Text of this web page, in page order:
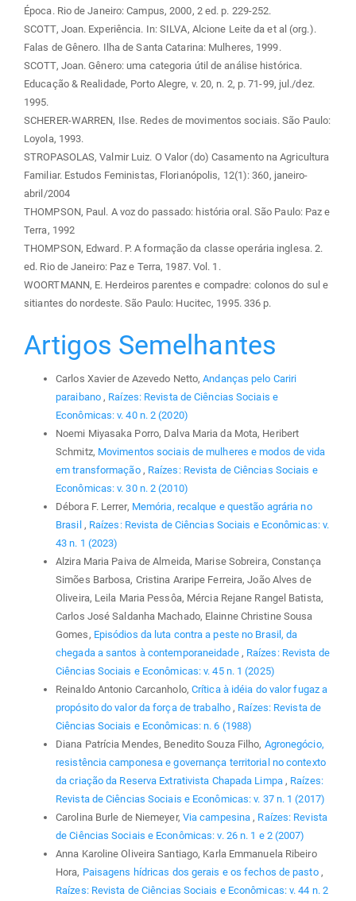
Época. Rio de Janeiro: Campus, 2000, 2 ed. p. 229-252.
SCOTT, Joan. Experiência. In: SILVA, Alcione Leite da et al (org.).
Falas de Gênero. Ilha de Santa Catarina: Mulheres, 1999.
SCOTT, Joan. Gênero: uma categoria útil de análise histórica.
Educação & Realidade, Porto Alegre, v. 20, n. 2, p. 71-99, jul./dez.
1995.
SCHERER-WARREN, Ilse. Redes de movimentos sociais. São Paulo:
Loyola, 1993.
STROPASOLAS, Valmir Luiz. O Valor (do) Casamento na Agricultura
Familiar. Estudos Feministas, Florianópolis, 12(1): 360, janeiro-
abril/2004
THOMPSON, Paul. A voz do passado: história oral. São Paulo: Paz e
Terra, 1992
THOMPSON, Edward. P. A formação da classe operária inglesa. 2.
ed. Rio de Janeiro: Paz e Terra, 1987. Vol. 1.
WOORTMANN, E. Herdeiros parentes e compadre: colonos do sul e
sitiantes do nordeste. São Paulo: Hucitec, 1995. 336 p.
Artigos Semelhantes
Carlos Xavier de Azevedo Netto,Andanças pelo Cariri
paraibano , Raízes: Revista de Ciências Sociais e
Econômicas: v. 40 n. 2 (2020)
Noemi Miyasaka Porro, Dalva Maria da Mota, Heribert
Schmitz, Movimentos sociais de mulheres e modos de vida
em transformação , Raízes: Revista de Ciências Sociais e
Econômicas: v. 30 n. 2 (2010)
Débora F. Lerrer, Memória, recalque e questão agrária no
Brasil , Raízes: Revista de Ciências Sociais e Econômicas: v.
43 n. 1 (2023)
Alzira Maria Paiva de Almeida, Marise Sobreira, Constança
Simões Barbosa, Cristina Araripe Ferreira, João Alves de
Oliveira, Leila Maria Pessôa, Mércia Rejane Rangel Batista,
Carlos José Saldanha Machado, Elainne Christine Sousa
Gomes, Episódios da luta contra a peste no Brasil, da
chegada a santos à contemporaneidade , Raízes: Revista de
Ciências Sociais e Econômicas: v. 45 n. 1 (2025)
Reinaldo Antonio Carcanholo, Crítica à idéia do valor fugaz a
propósito do valor da força de trabalho , Raízes: Revista de
Ciências Sociais e Econômicas: n. 6 (1988)
Diana Patrícia Mendes, Benedito Souza Filho, Agronegócio,
resistência camponesa e governança territorial no contexto
da criação da Reserva Extrativista Chapada Limpa , Raízes:
Revista de Ciências Sociais e Econômicas: v. 37 n. 1 (2017)
Carolina Burle de Niemeyer, Via campesina , Raízes: Revista
de Ciências Sociais e Econômicas: v. 26 n. 1 e 2 (2007)
Anna Karoline Oliveira Santiago, Karla Emmanuela Ribeiro
Hora, Paisagens hídricas dos gerais e os fechos de pasto ,
Raízes: Revista de Ciências Sociais e Econômicas: v. 44 n. 2